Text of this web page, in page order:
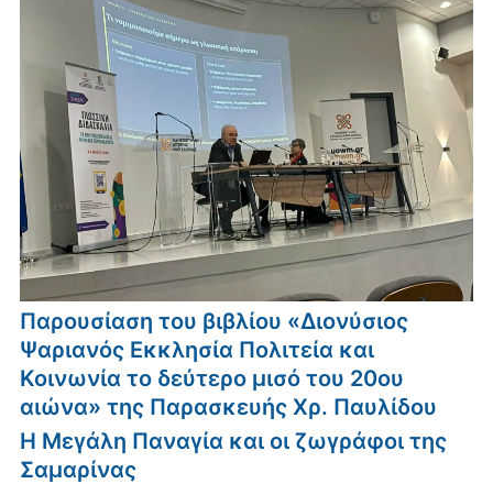
Παρουσίαση του βιβλίου «Διονύσιος
Ψαριανός Εκκλησία Πολιτεία και
Κοινωνία το δεύτερο μισό του 20ου
αιώνα» της Παρασκευής Χρ. Παυλίδου
Η Μεγάλη Παναγία και οι ζωγράφοι της
Σαμαρίνας